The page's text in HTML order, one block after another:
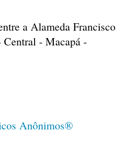
a Alameda Francisco
Central - Macapá -